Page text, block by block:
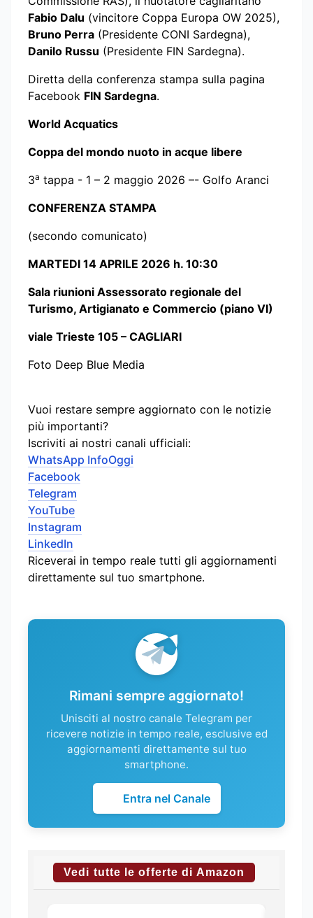
Fabio Dalu (vincitore Coppa Europa OW 2025),
Bruno Perra (Presidente CONI Sardegna),
Danilo Russu (Presidente FIN Sardegna).
Diretta della conferenza stampa sulla pagina
Facebook FIN Sardegna.
World Acquatics
Coppa del mondo nuoto in acque libere
3a tappa - 1 – 2 maggio 2026 –- Golfo Aranci
CONFERENZA STAMPA
(secondo comunicato)
MARTEDI 14 APRILE 2026 h. 10:30
Sala riunioni Assessorato regionale del
Turismo, Artigianato e Commercio (piano VI)
viale Trieste 105 – CAGLIARI
Foto Deep Blue Media
Vuoi restare sempre aggiornato con le notizie
più importanti?
Iscriviti ai nostri canali ufficiali:
WhatsApp InfoOggi
Facebook
Telegram
YouTube
Instagram
LinkedIn
Riceverai in tempo reale tutti gli aggiornamenti
direttamente sul tuo smartphone.
Rimani sempre aggiornato!
Unisciti al nostro canale Telegram per
ricevere notizie in tempo reale, esclusive ed
aggiornamenti direttamente sul tuo
smartphone.
Entra nel Canale